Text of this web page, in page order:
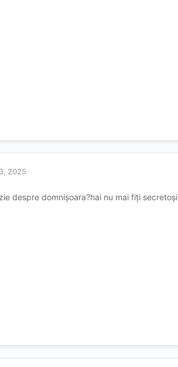
2025
despre domnișoara?hai nu mai fiți secretoși